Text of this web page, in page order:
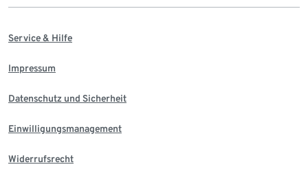
Service & Hilfe
Impressum
Datenschutz und Sicherheit
Einwilligungsmanagement
Widerrufsrecht